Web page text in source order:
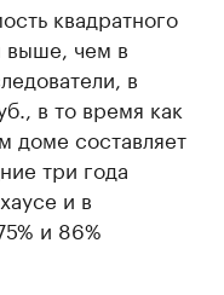
квадратного
выше, чем в
в
в то время как
доме составляет
три года
и в
и 86%